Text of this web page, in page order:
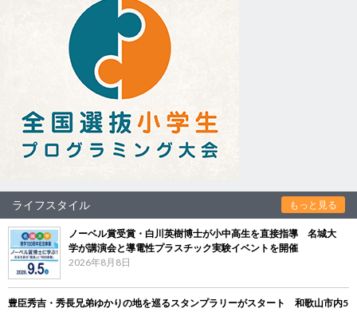
ライフスタイル もっと見る
ノーベル賞受賞・白川英樹博士が小中高生を直接指導 名城大
学が講演会と導電性プラスチック実験イベントを開催
2026年8月8日
豊臣秀吉・秀長兄弟ゆかりの地を巡るスタンプラリーがスタート 和歌山市内5